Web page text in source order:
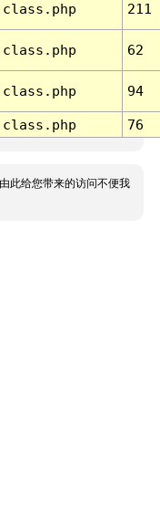
211
62
94
76
此给您带来的访问不便我